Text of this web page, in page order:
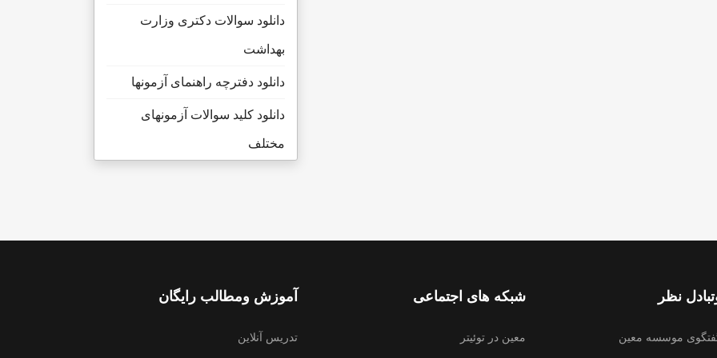
دانلود سوالات دکتری وزارت
بهداشت
دانلود دفترچه راهنمای آزمونها
دانلود کلید سوالات آزمونهای
مختلف
نظر
موسسه معین
شبکه های اجتماعی
معین در توئیتر
آموزش ومطالب رایگان
تدریس آنلاین